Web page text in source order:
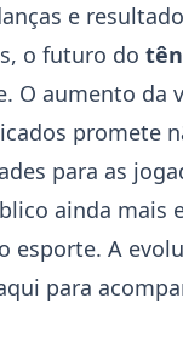
e
o futuro do
O aumento da
promete
para as
ainda mais
esporte. A
para